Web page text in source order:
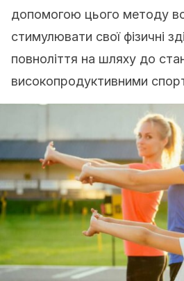
допомогою цього методу
стимулювати свої фізичні
повноліття на шляху до
високопродуктивними